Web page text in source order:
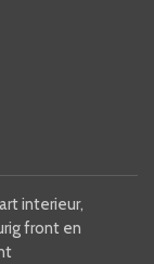
interieur,
front en